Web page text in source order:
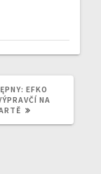
NASTĘPNY
WPIS:
EFKO
NA